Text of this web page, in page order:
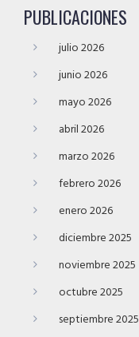
PUBLICACIONES
julio 2026
junio 2026
mayo 2026
abril 2026
marzo 2026
febrero 2026
enero 2026
diciembre 2025
noviembre 2025
octubre 2025
septiembre 2025